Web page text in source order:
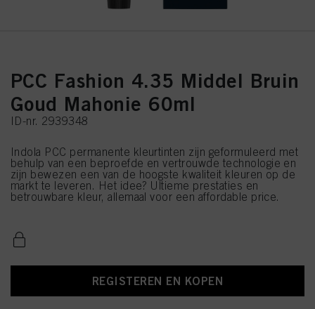
PCC Fashion 4.35 Middel Bruin
Goud Mahonie 60ml
ID-nr. 2939348
Indola PCC permanente kleurtinten zijn geformuleerd met
behulp van een beproefde en vertrouwde technologie en
zijn bewezen een van de hoogste kwaliteit kleuren op de
markt te leveren. Het idee? Ultieme prestaties en
betrouwbare kleur, allemaal voor een affordable price.
REGISTEREN EN KOPEN